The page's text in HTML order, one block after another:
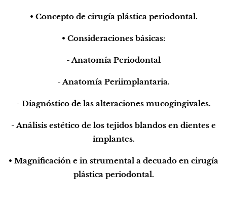
• Concepto de cirugía plástica periodontal.
• Consideraciones básicas:
- Anatomía Periodontal
- Anatomía Periimplantaria.
- Diagnóstico de las alteraciones mucogingivales.
- Análisis estético de los tejidos blandos en dientes e
implantes.
• Magnificación e in strumental a decuado en cirugía
plástica periodontal.